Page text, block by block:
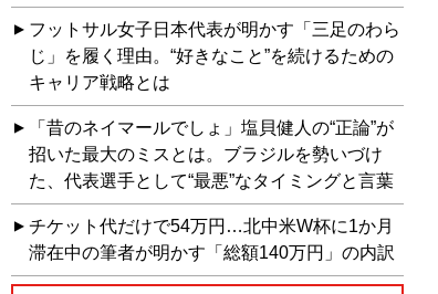
フットサル女子日本代表が明かす「三足のわら
じ」を履く理由。“好きなこと”を続けるための
キャリア戦略とは
「昔のネイマールでしょ」塩貝健人の“正論”が
招いた最大のミスとは。ブラジルを勢いづけ
た、代表選手として“最悪”なタイミングと言葉
チケット代だけで54万円…北中米W杯に1か月
滞在中の筆者が明かす「総額140万円」の内訳